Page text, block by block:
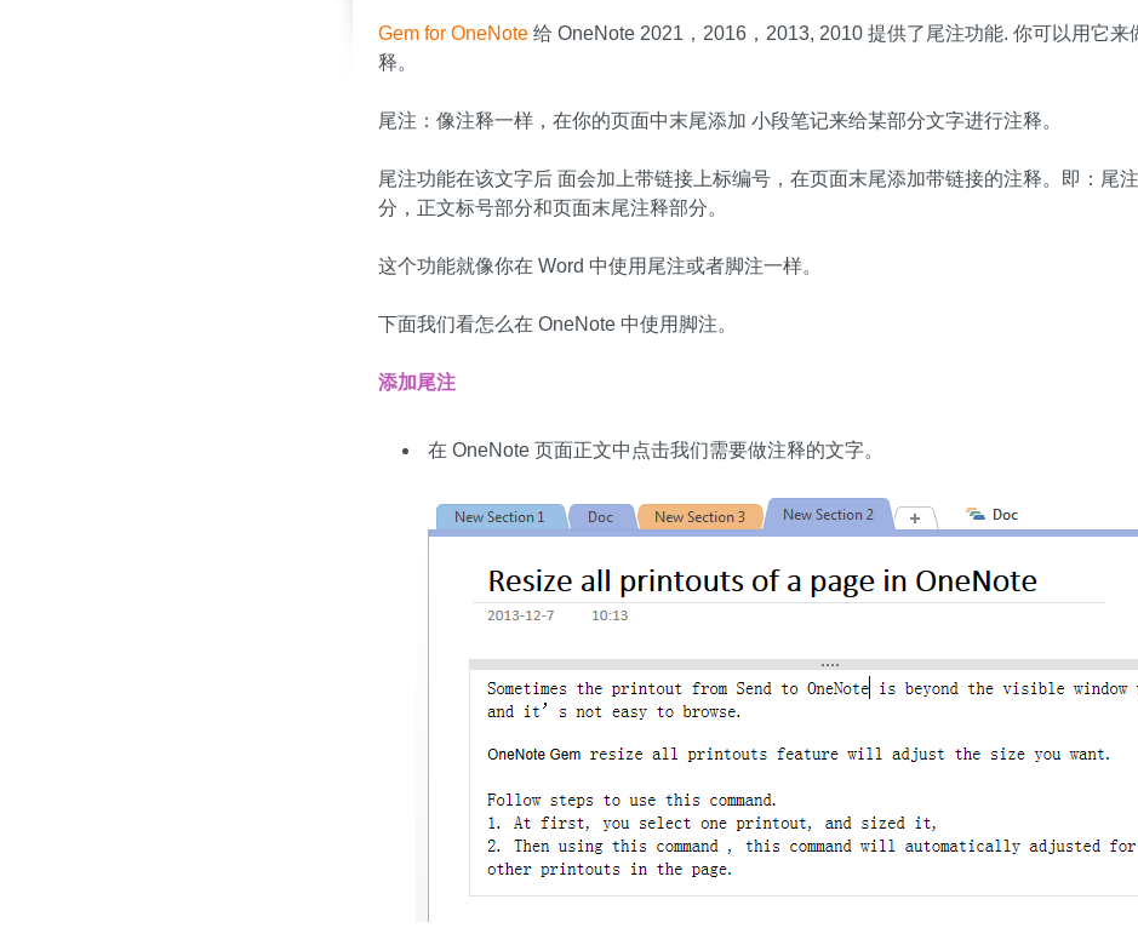
Gem for OneNote给 OneNote 2021，2016，2013, 2010 提供了尾注功能. 你可以用它来
释。
尾注：像注释一样，在你的页面中末尾添加 小段笔记来给某部分文字进行注释。
尾注功能在该文字后 面会加上带链接上标编号，在页面末尾添加带链接的注释。即：尾
分，正文标号部分和页面末尾注释部分。
这个功能就像你在 Word 中使用尾注或者脚注一样。
下面我们看怎么在 OneNote 中使用脚注。
添加尾注
在 OneNote 页面正文中点击我们需要做注释的文字。